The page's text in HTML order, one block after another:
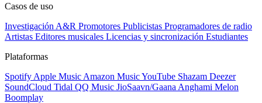
Casos de uso
Investigación A&R Promotores Publicistas Programadores de radio
Artistas Editores musicales Licencias y sincronización Estudiantes
Plataformas
Spotify Apple Music Amazon MusicYouTube Shazam Deezer
SoundCloud Tidal QQ Music JioSaavn/Gaana Anghami Melon
Boomplay